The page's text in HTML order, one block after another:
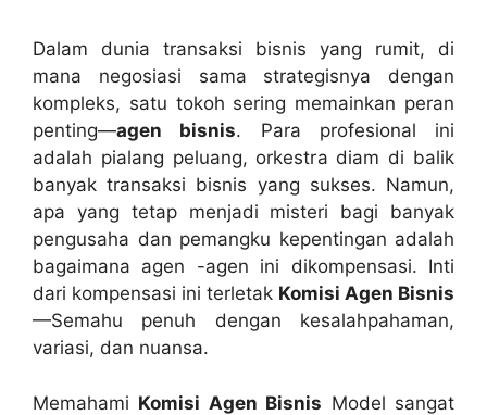
Dalam dunia transaksi bisnis yang rumit, di
mana negosiasi sama strategisnya dengan
kompleks, satu tokoh sering memainkan peran
penting—agen bisnis. Para profesional ini
adalah pialang peluang, orkestra diam di balik
banyak transaksi bisnis yang sukses. Namun,
apa yang tetap menjadi misteri bagi banyak
pengusaha dan pemangku kepentingan adalah
bagaimana agen -agen ini dikompensasi. Inti
dari kompensasi ini terletak Komisi Agen Bisnis
—Semahu penuh dengan kesalahpahaman,
variasi, dan nuansa.
Memahami Komisi Agen Bisnis Model sangat